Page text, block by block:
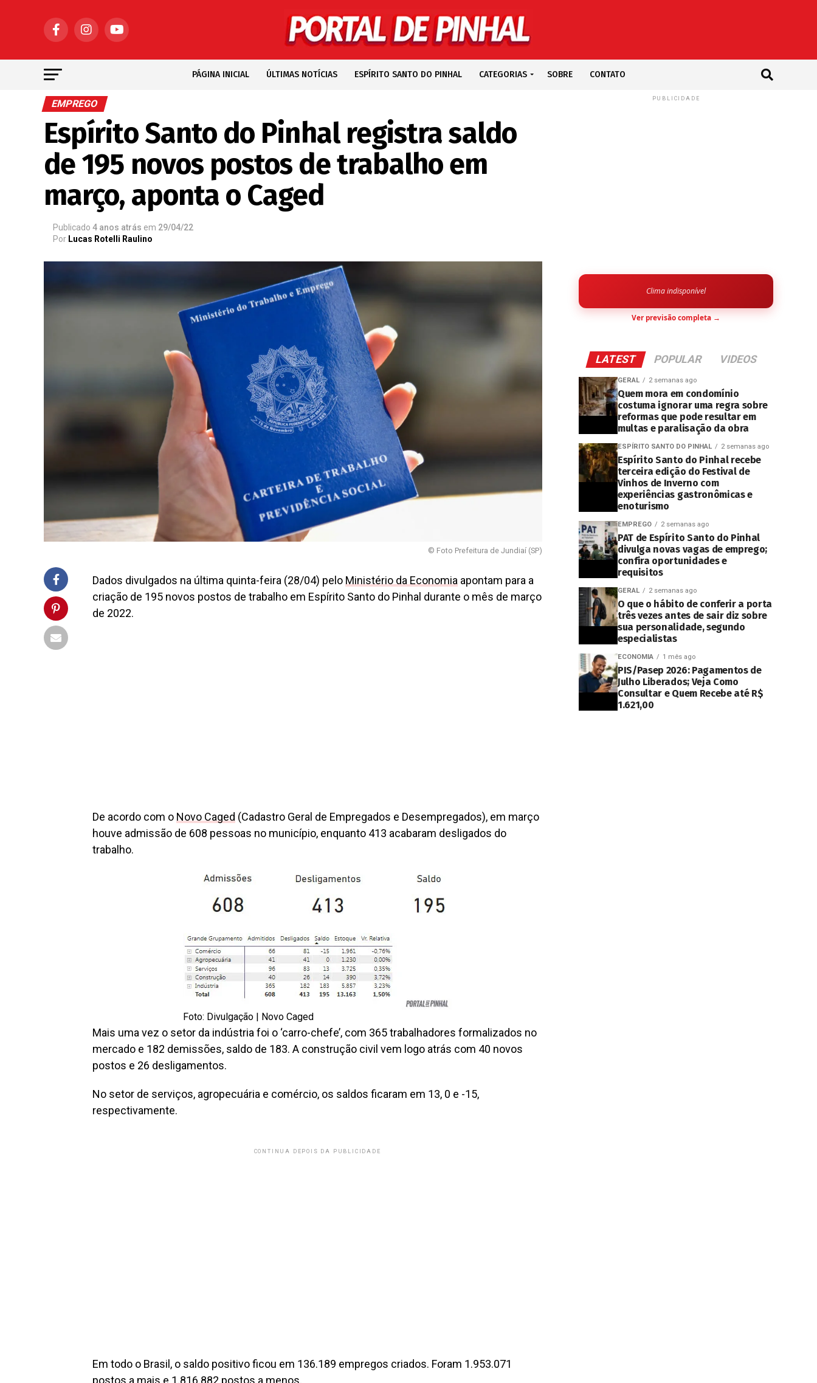
PÁGINA INICIAL ÚLTIMAS NOTÍCIAS ESPÍRITO SANTO DO PINHAL CATEGORIAS SOBRE CONTATO
EMPREGO
Espírito Santo do Pinhal registra saldo
de 195 novos postos de trabalho em
março, aponta o Caged
Publicado 4 anos atrás em 29/04/22
Por Lucas Rotelli Raulino
© Foto Prefeitura de Jundiaí (SP)
Dados divulgados na última quinta-feira (28/04) pelo Ministério da Economia apontam para a
criação de 195 novos postos de trabalho em Espírito Santo do Pinhal durante o mês de março
de 2022.
De acordo com o Novo Caged (Cadastro Geral de Empregados e Desempregados), em março
houve admissão de 608 pessoas no município, enquanto 413 acabaram desligados do
trabalho.
Foto: Divulgação | Novo Caged
Mais uma vez o setor da indústria foi o ‘carro-chefe’, com 365 trabalhadores formalizados no
mercado e 182 demissões, saldo de 183. A construção civil vem logo atrás com 40 novos
postos e 26 desligamentos.
No setor de serviços, agropecuária e comércio, os saldos ficaram em 13, 0 e -15,
respectivamente.
CONTINUA DEPOIS DA PUBLICIDADE
Em todo o Brasil, o saldo positivo ficou em 136.189 empregos criados. Foram 1.953.071
postos a mais e 1.816.882 postos a menos.
PUBLICIDADE
Clima indisponível
Ver previsão completa →
LATEST POPULAR VIDEOS
GERAL 2 semanas ago
Quem mora em condomínio
costuma ignorar uma regra sobre
reformas que pode resultar em
multas e paralisação da obra
ESPÍRITO SANTO DO PINHAL 2 semanas ago
Espírito Santo do Pinhal recebe
terceira edição do Festival de
Vinhos de Inverno com
experiências gastronômicas e
enoturismo
EMPREGO 2 semanas ago
PAT de Espírito Santo do Pinhal
divulga novas vagas de emprego;
confira oportunidades e
requisitos
GERAL 2 semanas ago
O que o hábito de conferir a porta
três vezes antes de sair diz sobre
sua personalidade, segundo
especialistas
ECONOMIA 1 mês ago
PIS/Pasep 2026: Pagamentos de
Julho Liberados; Veja Como
Consultar e Quem Recebe até R$
1.621,00